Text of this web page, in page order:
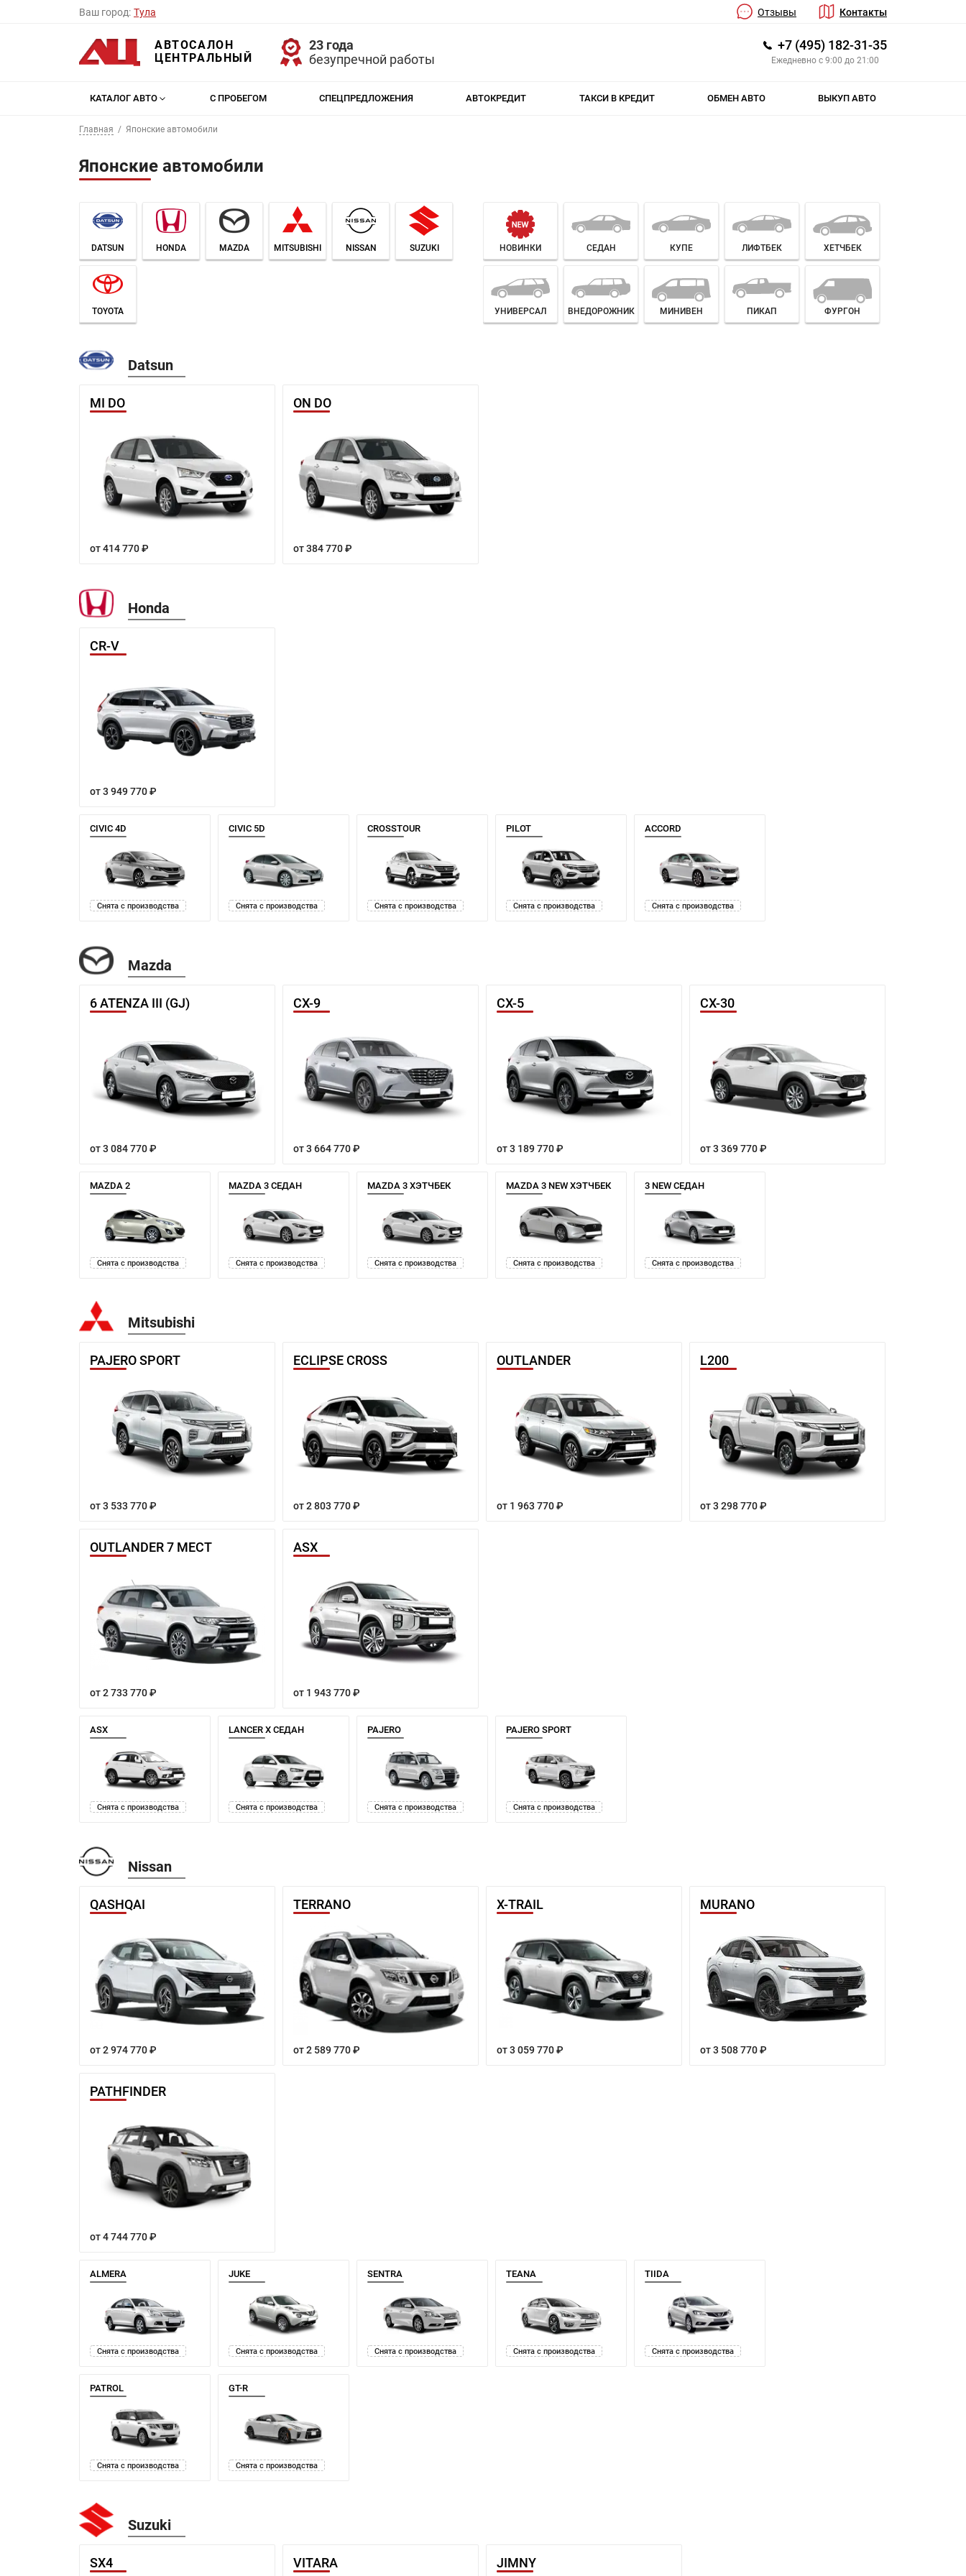
Ваш город: Тула Отзывы Контакты
АВТОСАЛОН
ЦЕНТРАЛЬНЫЙ
23 года
безупречной работы
+7 (495) 182-31-35
Ежедневно с 9:00 до 21:00
КАТАЛОГ АВТО С ПРОБЕГОМ СПЕЦПРЕДЛОЖЕНИЯ АВТОКРЕДИТ ТАКСИ В КРЕДИТ ОБМЕН АВТО ВЫКУП АВТО
Главная Японские автомобили
Японские автомобили
DATSUN HONDA MAZDA MITSUBISHI NISSAN SUZUKI
TOYOTA
НОВИНКИ СЕДАН КУПЕ ЛИФТБЕК ХЕТЧБЕК
УНИВЕРСАЛ ВНЕДОРОЖНИК МИНИВЕН ПИКАП ФУРГОН
Datsun
MI DO
от 414 770 ₽
ON DO
от 384 770 ₽
Honda
CR-V
от 3 949 770 ₽
CIVIC 4D
Снята с производства
CIVIC 5D
Снята с производства
CROSSTOUR
Снята с производства
PILOT
Снята с производства
ACCORD
Снята с производства
Mazda
6 ATENZA III (GJ)
от 3 084 770 ₽
CX-9
от 3 664 770 ₽
CX-5
от 3 189 770 ₽
CX-30
от 3 369 770 ₽
MAZDA 2
Снята с производства
MAZDA 3 СЕДАН
Снята с производства
MAZDA 3 ХЭТЧБЕК
Снята с производства
MAZDA 3 NEW ХЭТЧБЕК
Снята с производства
3 NEW СЕДАН
Снята с производства
Mitsubishi
PAJERO SPORT
от 3 533 770 ₽
ECLIPSE CROSS
от 2 803 770 ₽
OUTLANDER
от 1 963 770 ₽
L200
от 3 298 770 ₽
OUTLANDER 7 МЕСТ
от 2 733 770 ₽
ASX
от 1 943 770 ₽
ASX
Снята с производства
LANCER X СЕДАН
Снята с производства
PAJERO
Снята с производства
PAJERO SPORT
Снята с производства
Nissan
QASHQAI
от 2 974 770 ₽
TERRANO
от 2 589 770 ₽
X-TRAIL
от 3 059 770 ₽
MURANO
от 3 508 770 ₽
PATHFINDER
от 4 744 770 ₽
ALMERA
Снята с производства
JUKE
Снята с производства
SENTRA
Снята с производства
TEANA
Снята с производства
TIIDA
Снята с производства
PATROL
Снята с производства
GT-R
Снята с производства
Suzuki
SX4 VITARA JIMNY